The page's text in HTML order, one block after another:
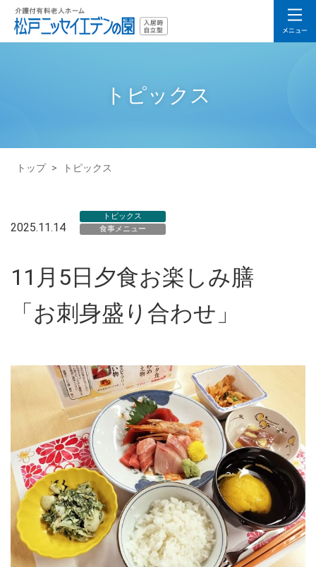
トピックス
トップ > トピックス
2025.11.14
トピックス
食事メニュー
11月5日夕食お楽しみ膳
「お刺身盛り合わせ」